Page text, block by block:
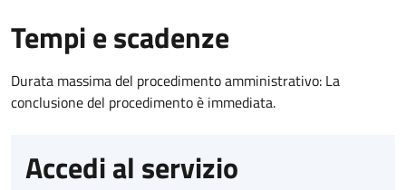
Tempi e scadenze
Durata massima del procedimento amministrativo: La
conclusione del procedimento è immediata.
Accedi al servizio